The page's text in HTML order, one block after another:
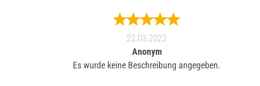
22.03.2022
Anonym
Es wurde keine Beschreibung angegeben.